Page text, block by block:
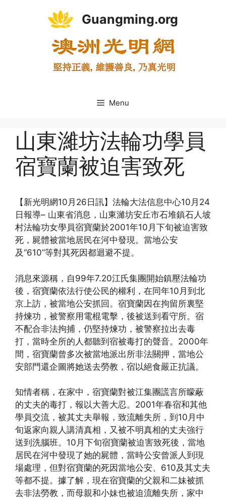
Guangming.org
Menu
山東濰坊法輪功學員
宿寶蘭被迫害致死
【新光明網10月26日訊】法輪大法信息中心10月24
日報導– 山東省消息，山東濰坊安丘市石堆鎮石人坡
村法輪功女學員宿寶蘭於2001年10月下旬被迫害致
死，屍體被當地居民在河中發現。當地公安
及“610”等對其死因都迴避不提。
消息來源稱，自99年7.20江氏集團開始鎮壓法輪功
後，宿寶蘭依法行使公民的權利，在同年10月到北
京上訪，被當地公安抓回。宿寶蘭因在拘留所裏堅
持煉功，被警察用電棍電擊，後被送到看守所。宿
不配合非法拘捕，仍堅持煉功，被警察拉出去毒
打，當時全所的人都聽到宿被毒打的聲音。2000年
間，宿寶蘭曾多次被當地派出所非法關押，當地公
安部門還企圖將她送去勞教，宿以絕食嚴正抗議。
知情者稱，在家中，宿寶蘭對被江集團謊言所矇蔽
的丈夫的毒打，報以大善大忍。2001年春宿和其他
學員交流，被其丈夫舉報，致流離失所，到10月中
旬返家向親人講清真相，又被不明真相的丈夫強行
送到洗腦班。10月下旬宿寶蘭被迫害致死後，當地
居民在河中發現了她的屍體，當時公安曾派人到現
場處理，但對宿寶蘭的死因當地公安、610及其丈夫
等都不提。據了解，現在宿寶蘭的父親和二妹被抓
去非法勞教，而母親和小妹也被迫流離失所，家中